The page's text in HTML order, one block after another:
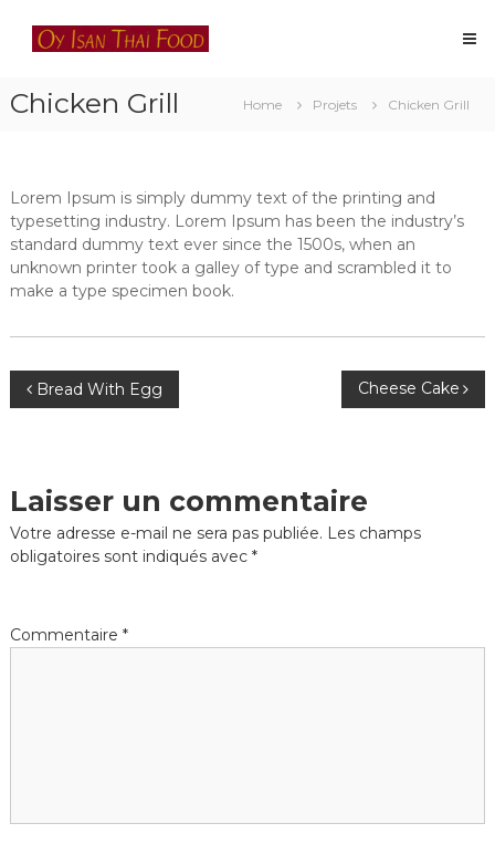
content
Oy
Isan
Food
Lausanne
Chicken Grill Home Projets Chicken Grill
Lorem Ipsum is simply dummy text of the printing and
typesetting industry. Lorem Ipsum has been the industry’s
standard dummy text ever since the 1500s, when an
unknown printer took a galley of type and scrambled it to
make a type specimen book.
Navigation
l’article
Bread With Egg Cheese Cake
Laisser un commentaire
Votre adresse e-mail ne sera pas publiée. Les champs
obligatoires sont indiqués avec *
Commentaire *